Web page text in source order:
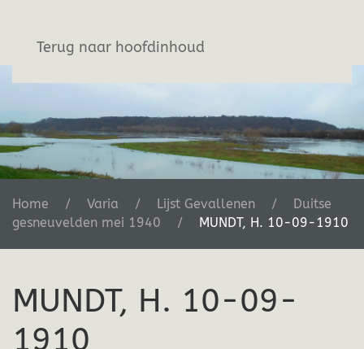
Terug naar hoofdinhoud
Home Varia Lijst Gevallenen
Duitse
gesneuvelden mei 1940
MUNDT, H. 10-09-1910
MUNDT, H. 10-09-
1910